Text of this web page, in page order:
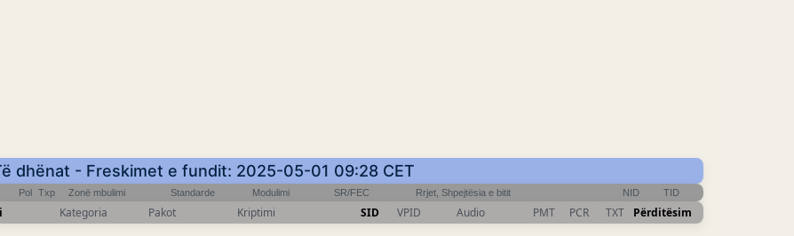
dhënat - Freskimet e fundit: 2025-05-01 09:28 CET
Pol Txp Zonë mbulimi Standarde Modulimi SR/FEC Rrjet, Shpejtësia e bitit NID TID
Kategoria Pakot Kriptimi SID VPID Audio PMT PCR TXT Përditësim